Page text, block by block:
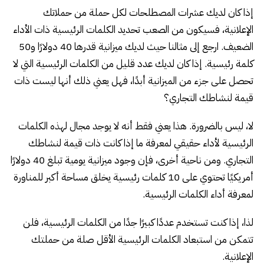
إذا كان لديك عشرات المصطلحات لكل حملة من حملاتك
الإعلانية، فسيكون من الصعب تحديد الكلمات الرئيسية ذات الأداء
الضعيف. ارجع إلى مثالنا حيث لديك ميزانية قدرها 40 دولارًا و50
كلمة رئيسية. إذا كان لديك عدد قليل من الكلمات الرئيسية التي لا
تحصل على جزء من الميزانية أبدًا، فهل يعني ذلك أنها ليست ذات
قيمة لنشاطك التجاري؟
لا، ليس بالضرورة. هذا يعني فقط أنه لا يوجد مجال لهذه الكلمات
الرئيسية لأداء حقيقي لمعرفة ما إذا كانت ذات قيمة لنشاطك
التجاري. ومن ناحية أخرى، فإن وجود ميزانية يومية تبلغ 40 دولارًا
أمريكيًا تحتوي على 10 كلمات رئيسية يخلق مساحة أكبر للمناورة
لمعرفة أداء الكلمات الرئيسية.
لذا، إذا كنت تستخدم عددًا كبيرًا جدًا من الكلمات الرئيسية، فلن
تتمكن من استبعاد الكلمات الرئيسية الأقل صلة من حملتك
الإعلانية.